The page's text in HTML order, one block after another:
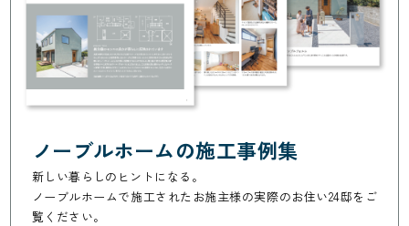
ノーブルホームの施工事例集
新しい暮らしのヒントになる。
ノーブルホームで施工されたお施主様の実際のお住い24邸をご
覧ください。